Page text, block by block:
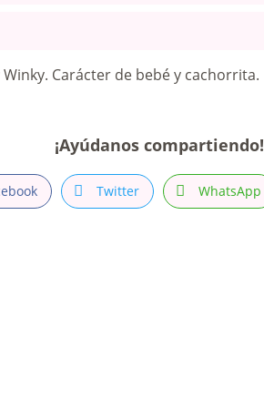
Carácter de bebé y cachorrita.
¡Ayúdanos compartiendo!
Twitter WhatsApp